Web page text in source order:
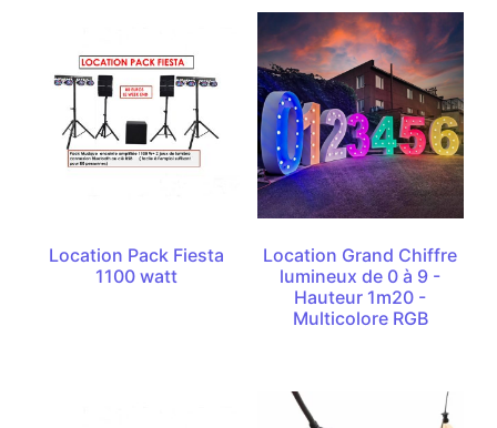
Location Pack Fiesta
1100 watt
Location Grand Chiffre
lumineux de 0 à 9 -
Hauteur 1m20 -
Multicolore RGB